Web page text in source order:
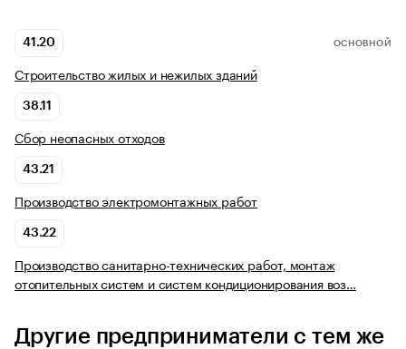
41.20 ОСНОВНОЙ
Строительство жилых и нежилых зданий
38.11
Сбор неопасных отходов
43.21
Производство электромонтажных работ
43.22
Производство санитарно-технических работ, монтаж
отопительных систем и систем кондиционирования воз…
Другие предприниматели с тем же